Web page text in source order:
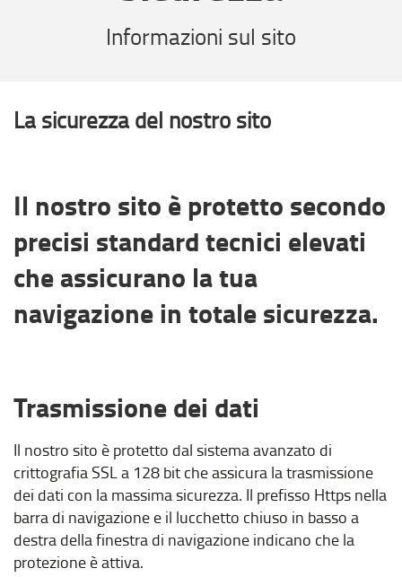
Informazioni sul sito
La sicurezza del nostro sito
Il nostro sito è protetto secondo
precisi standard tecnici elevati
che assicurano la tua
navigazione in totale sicurezza.
Trasmissione dei dati
Il nostro sito è protetto dal sistema avanzato di
crittografia SSL a 128 bit che assicura la trasmissione
dei dati con la massima sicurezza. Il prefisso Https nella
barra di navigazione e il lucchetto chiuso in basso a
destra della finestra di navigazione indicano che la
protezione è attiva.